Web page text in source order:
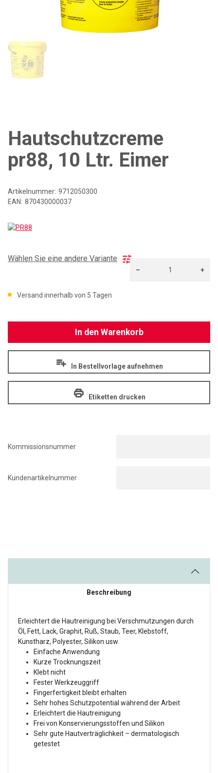
Hautschutzcreme
pr88, 10 Ltr. Eimer
Artikelnummer: 9712050300
EAN: 870430000037
Versand innerhalb von 5 Tagen
Wählen Sie eine andere Variante
Kommissionsnummer
Kundenartikelnummer
– +
In den Warenkorb
In Bestellvorlage aufnehmen
Etiketten drucken
Beschreibung
Erleichtert die Hautreinigung bei Verschmutzungen durch
Öl, Fett, Lack, Graphit, Ruß, Staub, Teer, Klebstoff,
Kunstharz, Polyester, Silikon usw.
Einfache Anwendung
Kurze Trocknungszeit
Klebt nicht
Fester Werkzeuggriff
Fingerfertigkeit bleibt erhalten
Sehr hohes Schutzpotential während der Arbeit
Erleichtert die Hautreinigung
Frei von Konservierungsstoffen und Silikon
Sehr gute Hautverträglichkeit – dermatologisch
getestet